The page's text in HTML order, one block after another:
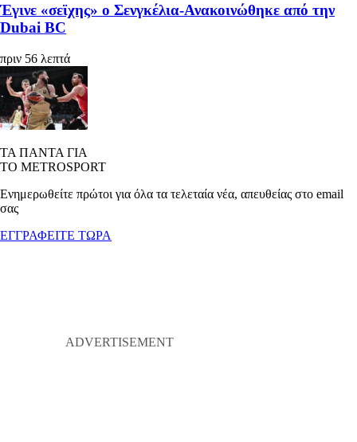
Έγινε «σεϊχης» ο Σενγκέλια-Ανακοινώθηκε από την
Dubai BC
πριν 56 λεπτά
ΤΑ ΠΑΝΤΑ ΓΙΑ
ΤΟ METROSPORT
Ενημερωθείτε πρώτοι για όλα τα τελεταία νέα, απευθείας στο email
σας
ΕΓΓΡΑΦΕΙΤΕ ΤΩΡΑ